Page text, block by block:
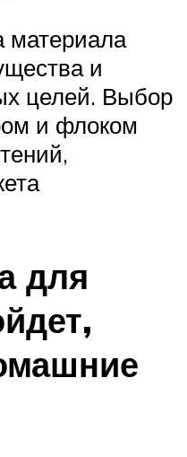
материала
и
целей. Выбор
и флоком
для